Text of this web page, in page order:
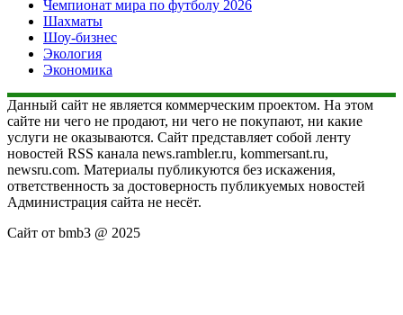
Чемпионат мира по футболу 2026
Шахматы
Шоу-бизнес
Экология
Экономика
Данный сайт не является коммерческим проектом. На этом
сайте ни чего не продают, ни чего не покупают, ни какие
услуги не оказываются. Сайт представляет собой ленту
новостей RSS канала news.rambler.ru, kommersant.ru,
newsru.com. Материалы публикуются без искажения,
ответственность за достоверность публикуемых новостей
Администрация сайта не несёт.
Сайт от bmb3 @ 2025